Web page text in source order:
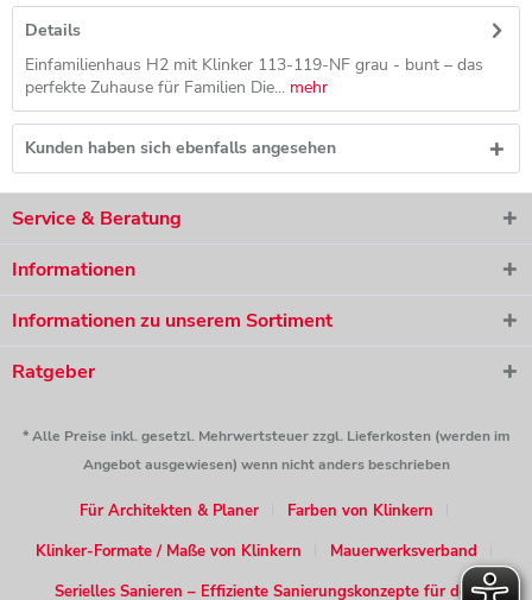
Details
Einfamilienhaus H2 mit Klinker 113-119-NF grau - bunt – das
perfekte Zuhause für Familien Die... mehr
Kunden haben sich ebenfalls angesehen
Service & Beratung
Informationen
Informationen zu unserem Sortiment
Ratgeber
* Alle Preise inkl. gesetzl. Mehrwertsteuer zzgl. Lieferkosten (werden im
Angebot ausgewiesen) wenn nicht anders beschrieben
Für Architekten & Planer
Farben von Klinkern
Klinker-Formate / Maße von Klinkern
Mauerwerksverband
Serielles Sanieren – Effiziente Sanierungskonzepte für den